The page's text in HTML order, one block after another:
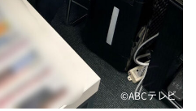
©ABCテレビ